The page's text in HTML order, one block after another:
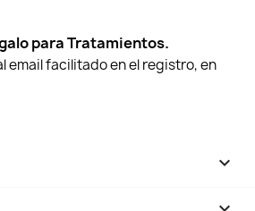
para Tratamientos.
email facilitado en el registro, en
